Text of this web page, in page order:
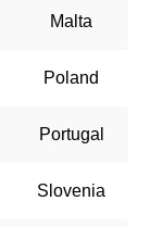
Malta
Poland
Portugal
Slovenia